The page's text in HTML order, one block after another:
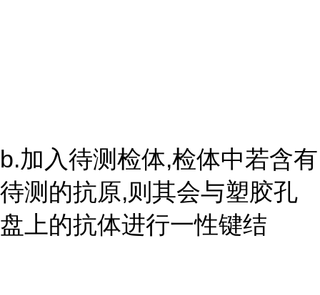
b.加入待测检体,检体中若含有
待测的抗原,则其会与塑胶孔
盘上的抗体进行一性键结